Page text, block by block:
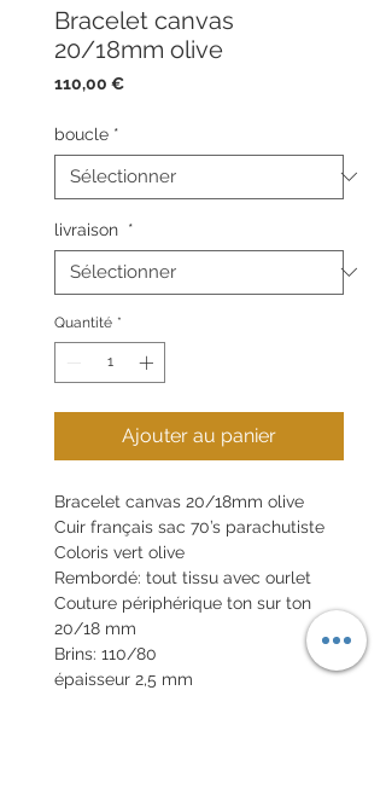
Bracelet canvas
20/18mm olive
110,00 €Prix
boucle *
livraison *
Quantité *
Ajouter au panier
Bracelet canvas 20/18mm olive
Cuir français sac 70’s parachutiste
Coloris vert olive
Rembordé: tout tissu avec ourlet
Couture périphérique ton sur ton
20/18 mm
Brins: 110/80
épaisseur 2,5 mm